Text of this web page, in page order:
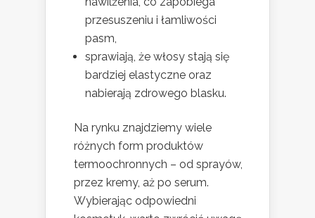
przesuszeniu i łamliwości
pasm,
sprawiają, że włosy stają się
bardziej elastyczne oraz
nabierają zdrowego blasku.
Na rynku znajdziemy wiele
różnych form produktów
termoochronnych – od sprayów,
przez kremy, aż po serum.
Wybierając odpowiedni